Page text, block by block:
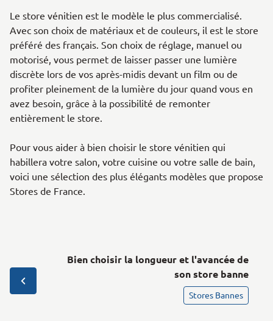
Le store vénitien est le modèle le plus commercialisé.
Avec son choix de matériaux et de couleurs, il est le store
préféré des français. Son choix de réglage, manuel ou
motorisé, vous permet de laisser passer une lumière
discrète lors de vos après-midis devant un film ou de
profiter pleinement de la lumière du jour quand vous en
avez besoin, grâce à la possibilité de remonter
entièrement le store.
Pour vous aider à bien choisir le store vénitien qui
habillera votre salon, votre cuisine ou votre salle de bain,
voici une sélection des plus élégants modèles que propose
Stores de France.
Bien choisir la longueur et l'avancée de
son store banne
Stores Bannes